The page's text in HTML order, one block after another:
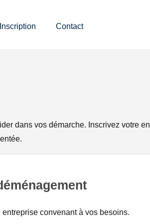
Inscription Contact
dans vos démarche. Inscrivez votre
convenant à vos besoins.